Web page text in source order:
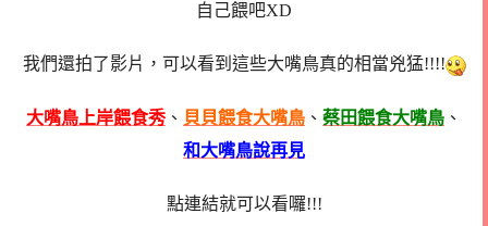
自己餵吧XD
我們還拍了影片，可以看到這些大嘴鳥真的相當兇猛!!!!
大嘴鳥上岸餵食秀 、 貝貝餵食大嘴鳥 、 蔡田餵食大嘴鳥 、
和大嘴鳥說再見
點連結就可以看囉!!!